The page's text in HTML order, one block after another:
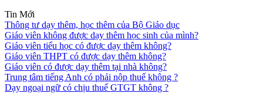
Tin Mới
Thông tư dạy thêm, học thêm của Bộ Giáo dục
Giáo viên không được dạy thêm học sinh của mình?
Giáo viên tiểu học có được dạy thêm không?
Giáo viên THPT có được dạy thêm không?
Giáo viên có được dạy thêm tại nhà không?
Trung tâm tiếng Anh có phải nộp thuế không ?
Dạy ngoại ngữ có chịu thuế GTGT không ?